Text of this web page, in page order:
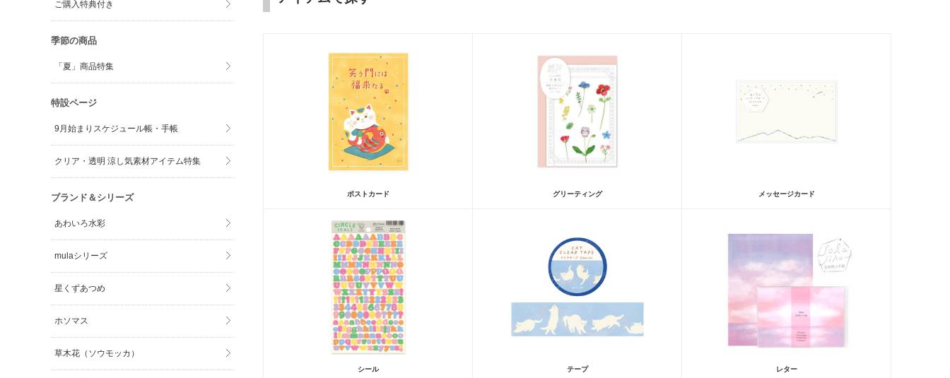
ポストカード グリーティング メッセージカード
シール テープ レター
ご購入特典付き
季節の商品
「夏」商品特集
特設ページ
9月始まりスケジュール帳・手帳
クリア・透明 涼し気素材アイテム特集
ブランド＆シリーズ
あわいろ水彩
mulaシリーズ
星くずあつめ
ホソマス
草木花（ソウモッカ）